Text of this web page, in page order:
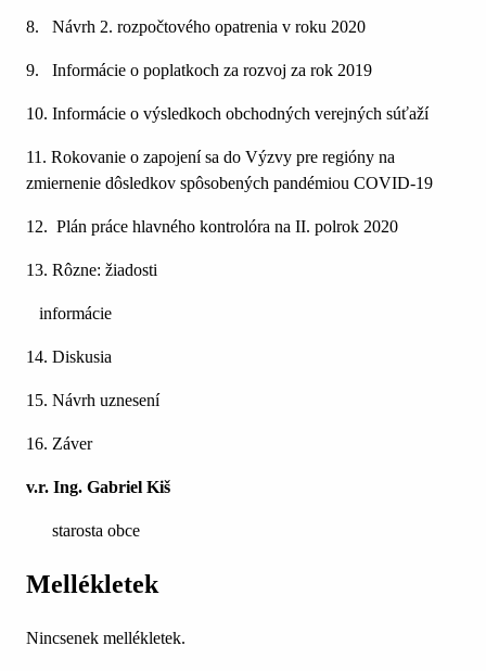
8. Návrh 2. rozpočtového opatrenia v roku 2020
9. Informácie o poplatkoch za rozvoj za rok 2019
10. Informácie o výsledkoch obchodných verejných súťaží
11. Rokovanie o zapojení sa do Výzvy pre regióny na
zmiernenie dôsledkov spôsobených pandémiou COVID-19
12. Plán práce hlavného kontrolóra na II. polrok 2020
13. Rôzne: žiadosti
informácie
14. Diskusia
15. Návrh uznesení
16. Záver
v.r. Ing. Gabriel Kiš
starosta obce
Mellékletek
Nincsenek mellékletek.